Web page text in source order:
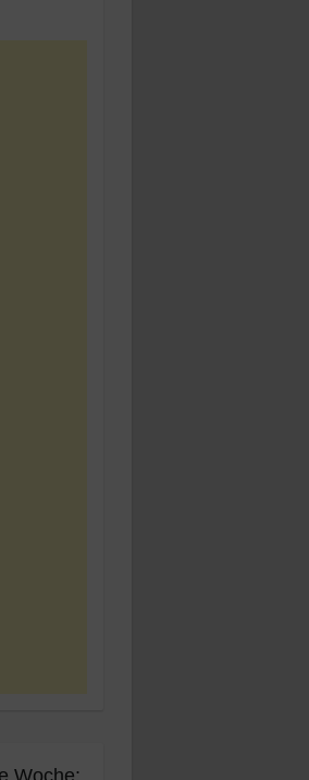
Woche: